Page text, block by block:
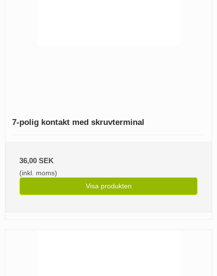
7-polig kontakt med skruvterminal
36,00 SEK
(inkl. moms)
Visa produkten